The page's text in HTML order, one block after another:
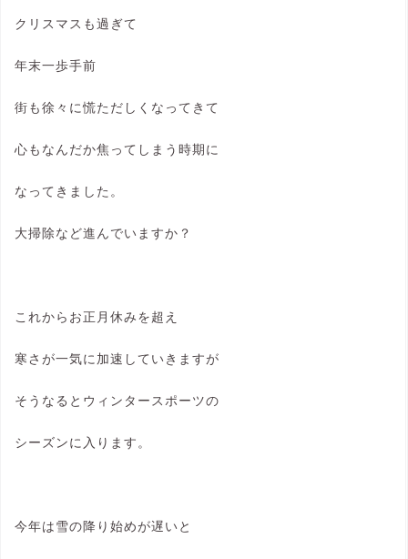
クリスマスも過ぎて
年末一歩手前
街も徐々に慌ただしくなってきて
心もなんだか焦ってしまう時期に
なってきました。
大掃除など進んでいますか？
これからお正月休みを超え
寒さが一気に加速していきますが
そうなるとウィンタースポーツの
シーズンに入ります。
今年は雪の降り始めが遅いと